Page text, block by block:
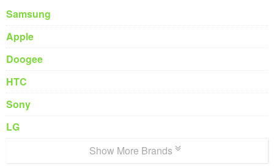
Samsung
Apple
Doogee
HTC
Sony
LG
Show More Brands